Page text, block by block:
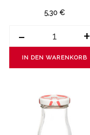
5,30 €
- +
IN DEN WARENKORB